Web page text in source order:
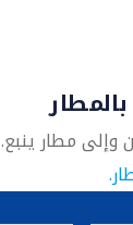
وإلى مطار ينبع.